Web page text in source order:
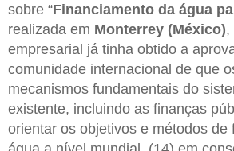
sobre “Financiamento da água
realizada em Monterrey (México),
empresarial já tinha obtido a
comunidade internacional de que
mecanismos fundamentais do
existente, incluindo as finanças
orientar os objetivos e métodos de